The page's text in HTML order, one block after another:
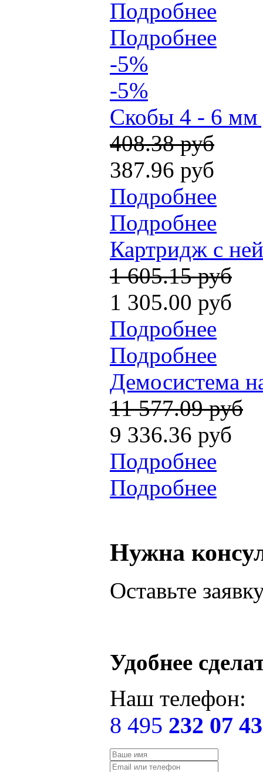
Подробнее
Подробнее
-5%
-5%
Скобы 4 - 6 мм
408.38 руб
387.96 руб
Подробнее
Подробнее
Картридж c
1 605.15 руб
1 305.00 руб
Подробнее
Подробнее
Демосистема
11 577.09 руб
9 336.36 руб
Подробнее
Подробнее
Нужна
Оставьте
Удобнее
Наш телефон:
8 495 232 07 43